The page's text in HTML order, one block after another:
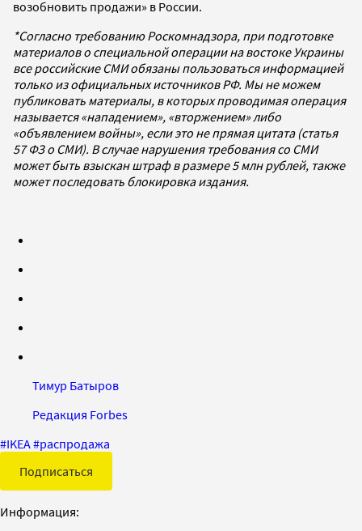
возобновить продажи» в России.
*Согласно требованию Роскомнадзора, при подготовке
материалов о специальной операции на востоке Украины
все российские СМИ обязаны пользоваться информацией
только из официальных источников РФ. Мы не можем
публиковать материалы, в которых проводимая операция
называется «нападением», «вторжением» либо
«объявлением войны», если это не прямая цитата (статья
57 ФЗ о СМИ). В случае нарушения требования со СМИ
может быть взыскан штраф в размере 5 млн рублей, также
может последовать блокировка издания.
Тимур Батыров
Редакция Forbes
#IKEA#распродажа
Подписаться
Информация: